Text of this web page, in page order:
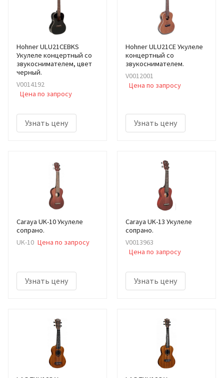
Hohner ULU21CEBKS
Укулеле концертный со
звукоснимателем, цвет
черный.
V0014192
Цена по запросу
Узнать цену
Hohner ULU21CE Укулеле
концертный со
звукоснимателем.
V0012001
Цена по запросу
Узнать цену
Caraya UK-10 Укулеле
сопрано.
UK-10 Цена по запросу
Узнать цену
Caraya UK-13 Укулеле
сопрано.
V0013963
Цена по запросу
Узнать цену